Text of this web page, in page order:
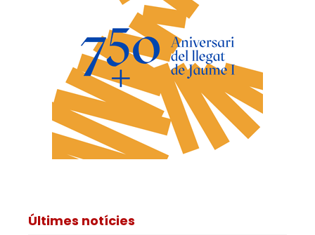
Últimes notícies